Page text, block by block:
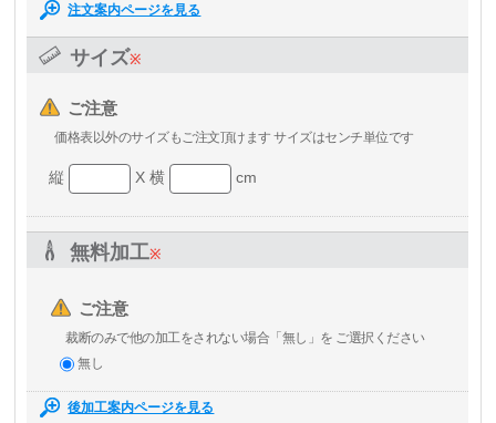
注文案内ページを見る
サイズ※
ご注意
価格表以外のサイズもご注文頂けます サイズはセンチ単位です
縦 X 横 cm
無料加工※
ご注意
裁断のみで他の加工をされない場合「無し」を ご選択ください
無し
後加工案内ページを見る